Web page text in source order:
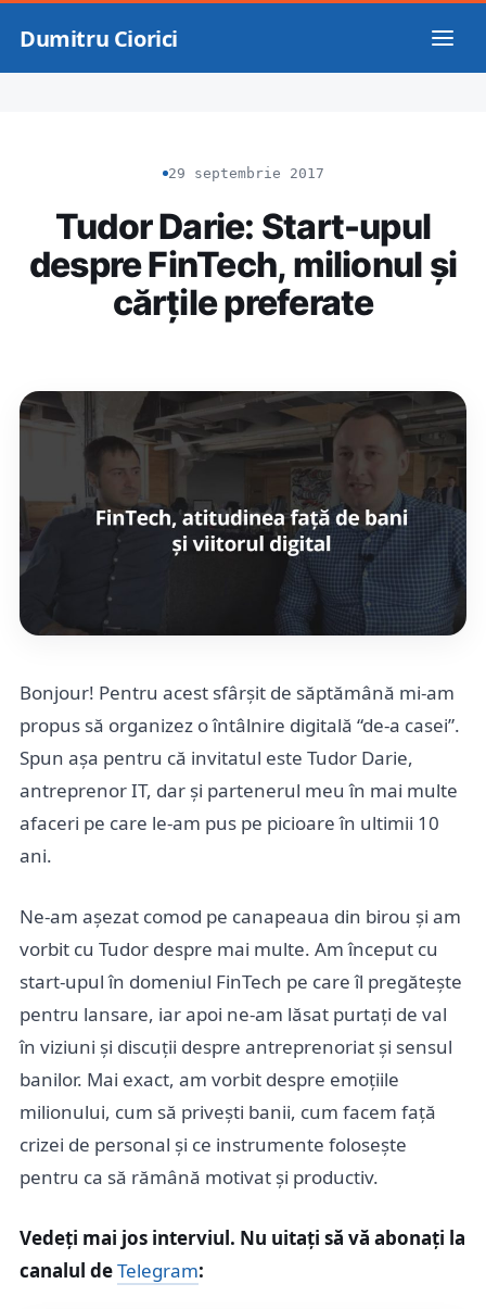
Dumitru Ciorici
29 septembrie 2017
Tudor Darie: Start-upul
despre FinTech, milionul și
cărțile preferate
Bonjour! Pentru acest sfârșit de săptămână mi-am
propus să organizez o întâlnire digitală “de-a casei”.
Spun așa pentru că invitatul este Tudor Darie,
antreprenor IT, dar și partenerul meu în mai multe
afaceri pe care le-am pus pe picioare în ultimii 10
ani.
Ne-am așezat comod pe canapeaua din birou și am
vorbit cu Tudor despre mai multe. Am început cu
start-upul în domeniul FinTech pe care îl pregătește
pentru lansare, iar apoi ne-am lăsat purtați de val
în viziuni și discuții despre antreprenoriat și sensul
banilor. Mai exact, am vorbit despre emoțiile
milionului, cum să privești banii, cum facem față
crizei de personal și ce instrumente folosește
pentru ca să rămână motivat și productiv.
Vedeți mai jos interviul. Nu uitați să vă abonați la
canalul deTelegram: